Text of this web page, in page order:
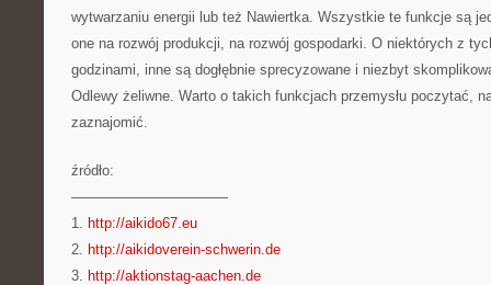
wytwarzaniu energii lub też Nawiertka. Wszystkie te funkcje są
one na rozwój produkcji, na rozwój gospodarki. O niektórych z
godzinami, inne są dogłębnie sprecyzowane i niezbyt
Odlewy żeliwne. Warto o takich funkcjach przemysłu poczytać,
zaznajomić.
źródło:
———————————
1. http://aikido67.eu
2. http://aikidoverein-schwerin.de
3. http://aktionstag-aachen.de